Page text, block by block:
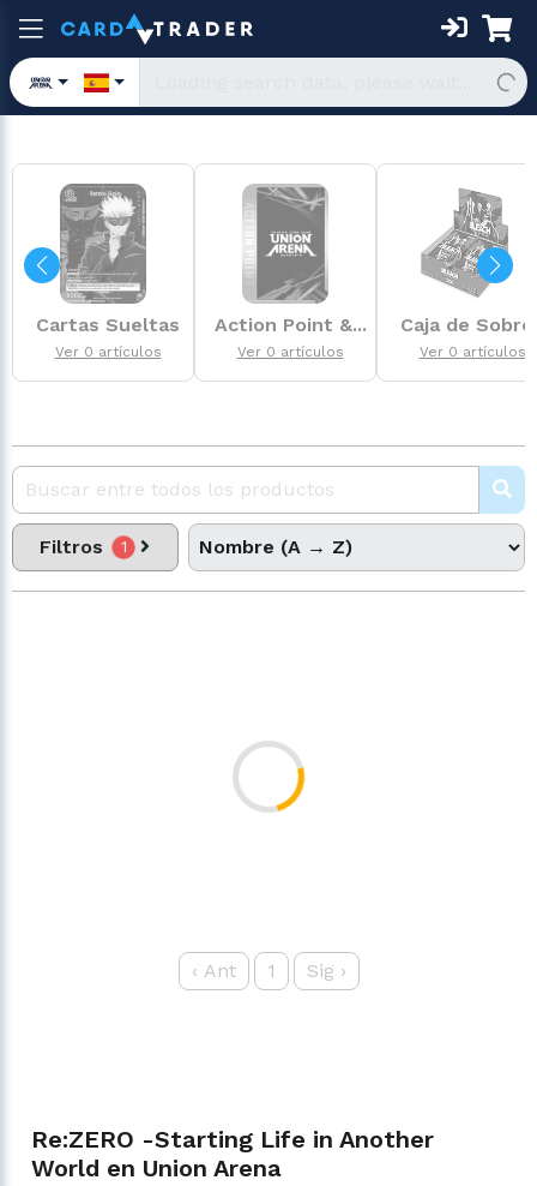
Cartas Sueltas
Ver 0 artículos
Action Point &...
Ver 0 artículos
Caja de
Ver 0 artículos
Filtros 1
‹ Ant 1 Sig ›
Re:ZERO -Starting Life in Another
World en Union Arena